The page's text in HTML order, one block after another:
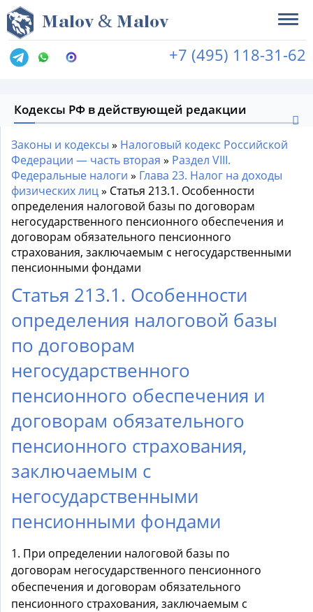
Malov & Malov
+7 (495) 118-31-62
Кодексы РФ в действующей редакции
Законы и кодексы » Налоговый кодекс Российской
Федерации — часть вторая » Раздел VIII.
Федеральные налоги » Глава 23. Налог на доходы
физических лиц» Статья 213.1. Особенности
определения налоговой базы по договорам
негосударственного пенсионного обеспечения и
договорам обязательного пенсионного
страхования, заключаемым с негосударственными
пенсионными фондами
Статья 213.1. Особенности
определения налоговой базы
по договорам
негосударственного
пенсионного обеспечения и
договорам обязательного
пенсионного страхования,
заключаемым с
негосударственными
пенсионными фондами
1. При определении налоговой базы по
договорам негосударственного пенсионного
обеспечения и договорам обязательного
пенсионного страхования, заключаемым с